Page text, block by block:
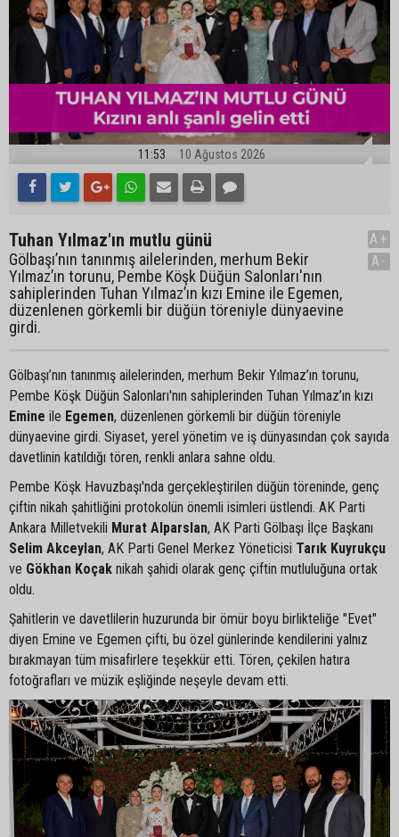
11:53 10 Ağustos 2026
Tuhan Yılmaz'ın mutlu günü
Gölbaşı’nın tanınmış ailelerinden, merhum Bekir
Yılmaz’ın torunu, Pembe Köşk Düğün Salonları'nın
sahiplerinden Tuhan Yılmaz’ın kızı Emine ile Egemen,
düzenlenen görkemli bir düğün töreniyle dünyaevine
girdi.
A+
A-
Gölbaşı’nın tanınmış ailelerinden, merhum Bekir Yılmaz’ın torunu,
Pembe Köşk Düğün Salonları'nın sahiplerinden Tuhan Yılmaz’ın kızı
Emine ile Egemen, düzenlenen görkemli bir düğün töreniyle
dünyaevine girdi. Siyaset, yerel yönetim ve iş dünyasından çok sayıda
davetlinin katıldığı tören, renkli anlara sahne oldu.
Pembe Köşk Havuzbaşı'nda gerçekleştirilen düğün töreninde, genç
çiftin nikah şahitliğini protokolün önemli isimleri üstlendi. AK Parti
Ankara Milletvekili Murat Alparslan, AK Parti Gölbaşı İlçe Başkanı
Selim Akceylan, AK Parti Genel Merkez Yöneticisi Tarık Kuyrukçu
ve Gökhan Koçak nikah şahidi olarak genç çiftin mutluluğuna ortak
oldu.
Şahitlerin ve davetlilerin huzurunda bir ömür boyu birlikteliğe "Evet"
diyen Emine ve Egemen çifti, bu özel günlerinde kendilerini yalnız
bırakmayan tüm misafirlere teşekkür etti. Tören, çekilen hatıra
fotoğrafları ve müzik eşliğinde neşeyle devam etti.